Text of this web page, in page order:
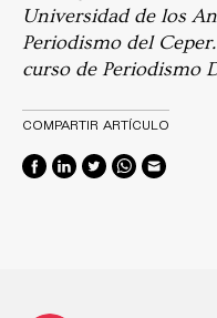
Universidad de los
Periodismo del
curso de Periodismo
COMPARTIR ARTÍCULO